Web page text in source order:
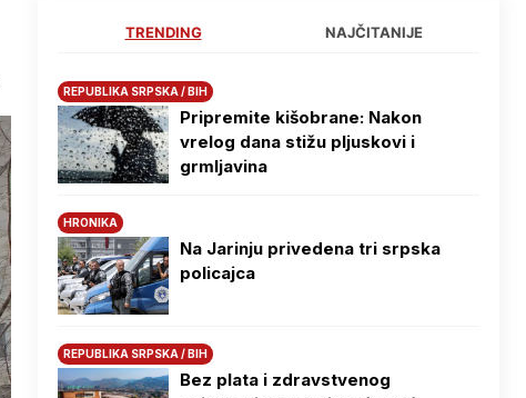
TRENDING NAJČITANIJE
REPUBLIKA SRPSKA / BIH
Pripremite kišobrane: Nakon
vrelog dana stižu pljuskovi i
grmljavina
HRONIKA
Na Јarinju privedena tri srpska
policajca
REPUBLIKA SRPSKA / BIH
Bez plata i zdravstvenog